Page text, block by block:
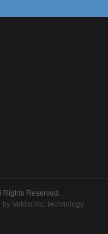
Rights Reserved.
by Vektor,Inc. technology.